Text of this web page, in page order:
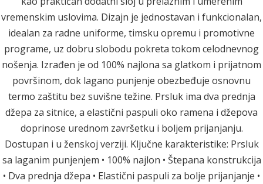
vremenskim uslovima. Dizajn je jednostavan i funkcionalan,
idealan za radne uniforme, timsku opremu i promotivne
programe, uz dobru slobodu pokreta tokom celodnevnog
nošenja. Izrađen je od 100% najlona sa glatkom i prijatnom
površinom, dok lagano punjenje obezbeđuje osnovnu
termo zaštitu bez suvišne težine. Prsluk ima dva prednja
džepa za sitnice, a elastični paspuli oko ramena i džepova
doprinose urednom završetku i boljem prijanjanju.
Dostupan i u ženskoj verziji. Ključne karakteristike: Prsluk
sa laganim punjenjem • 100% najlon • Štepana konstrukcija
• Dva prednja džepa • Elastični paspuli za bolje prijanjanje •